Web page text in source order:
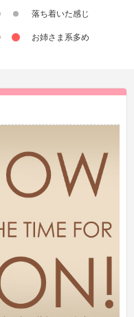
落ち着いた感じ
お姉さま系多め